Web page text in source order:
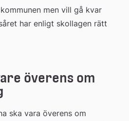
men vill gå kvar
har enligt skollagen rätt
överens om
ska vara överens om